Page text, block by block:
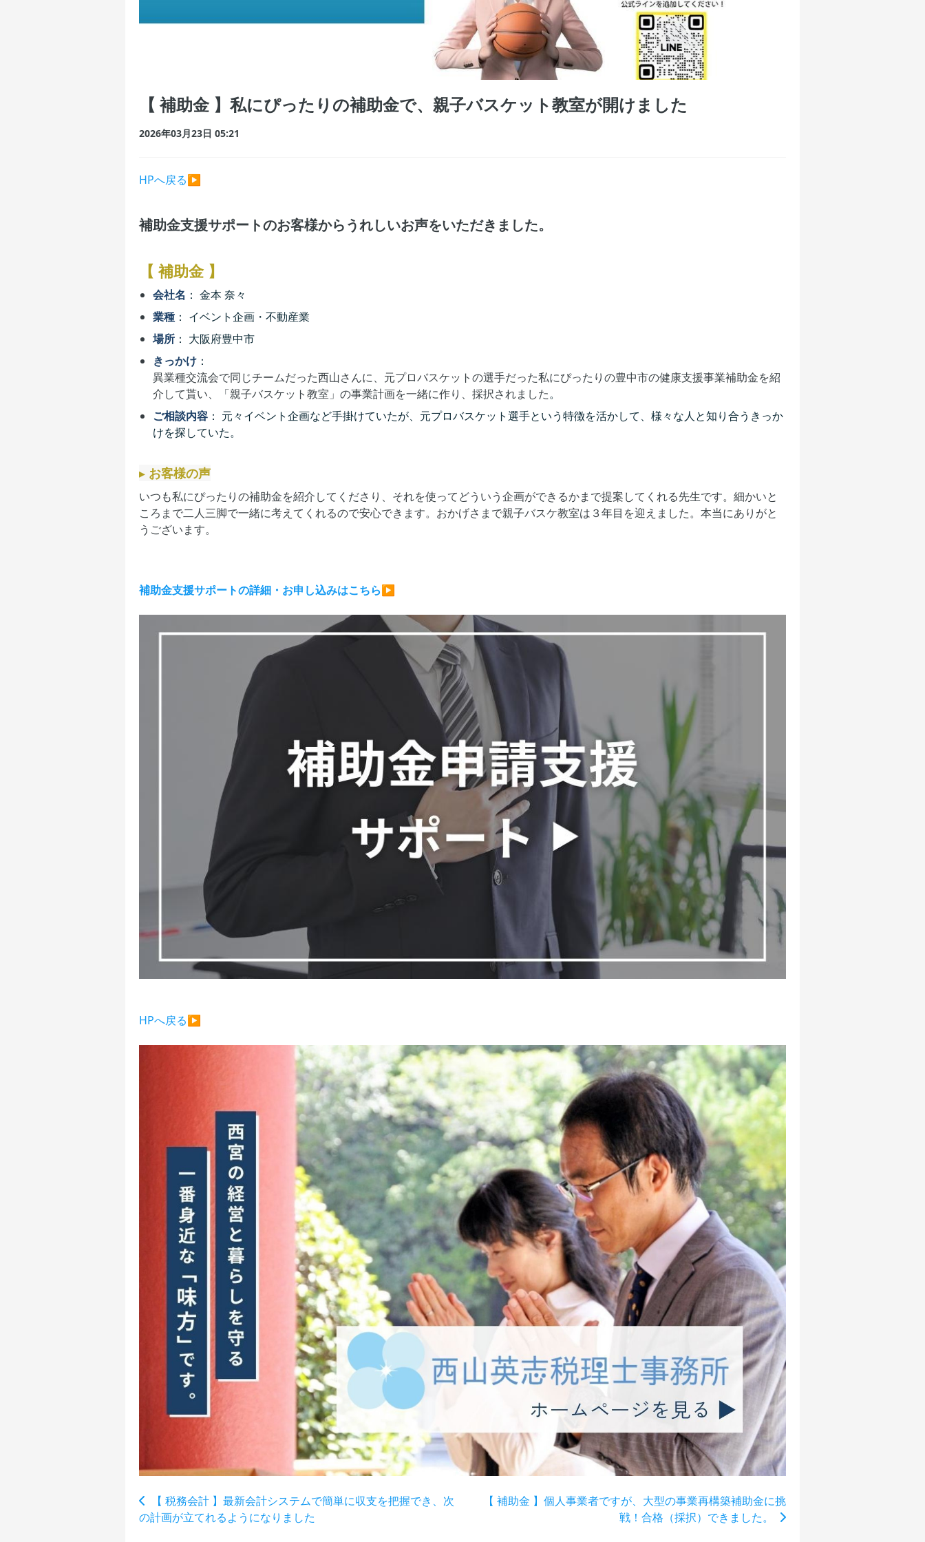
【 補助金 】私にぴったりの補助金で、親子バスケット教室が開けました
2026年03月23日 05:21
HPへ戻る▶
補助金支援サポートのお客様からうれしいお声をいただきました。
【 補助金 】
会社名 ： 金本 奈々
業種 ： イベント企画・不動産業
場所 ： 大阪府豊中市
きっかけ ：
異業種交流会で同じチームだった西山さんに、元プロバスケットの選手だった私にぴったりの豊中市の健康支援事業補助金を紹
介して貰い、「親子バスケット教室」の事業計画を一緒に作り、採択されました。
ご相談内容 ： 元々イベント企画など手掛けていたが、元プロバスケット選手という特徴を活かして、様々な人と知り合うきっか
けを探していた。
▸ お客様の声
いつも私にぴったりの補助金を紹介してくださり、それを使ってどういう企画ができるかまで提案してくれる先生です。細かいと
ころまで二人三脚で一緒に考えてくれるので安心できます。おかげさまで親子バスケ教室は３年目を迎えました。本当にありがと
うございます。
補助金支援サポートの詳細・お申し込みはこちら▶
HPへ戻る▶
【 税務会計 】最新会計システムで簡単に収支を把握でき、次
の計画が立てれるようになりました
【 補助金 】個人事業者ですが、大型の事業再構築補助金に挑
戦！合格（採択）できました。